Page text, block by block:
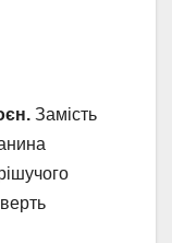
Замість